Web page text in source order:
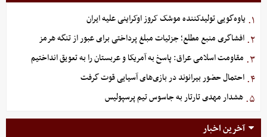
۱. یاوه‌گویی تولیدکننده موشک کروز اوکراینی علیه ایران
۲. افشاگری منبع مطلع؛ جزئیات مبلغ پرداختی برای عبور از تنگه هرمز
۳. مقاومت اسلامی عراق: پاسخ به آمریکا و عربستان را به تعویق انداختیم
۴. احتمال حضور بیرانوند در بازی‌های آسیایی قوت گرفت
۵. هشدار مهدی تارتار به جاسوس تیم پرسپولیس
آخرین اخبار